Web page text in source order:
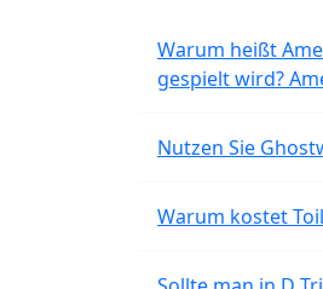
Warum heißt
gespielt wird?
Nutzen Sie
Warum kostet